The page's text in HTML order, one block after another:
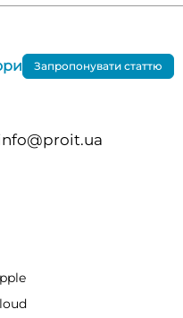
Запропонувати статтю